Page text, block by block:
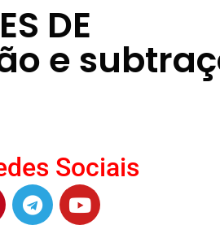
DE
e
Sociais